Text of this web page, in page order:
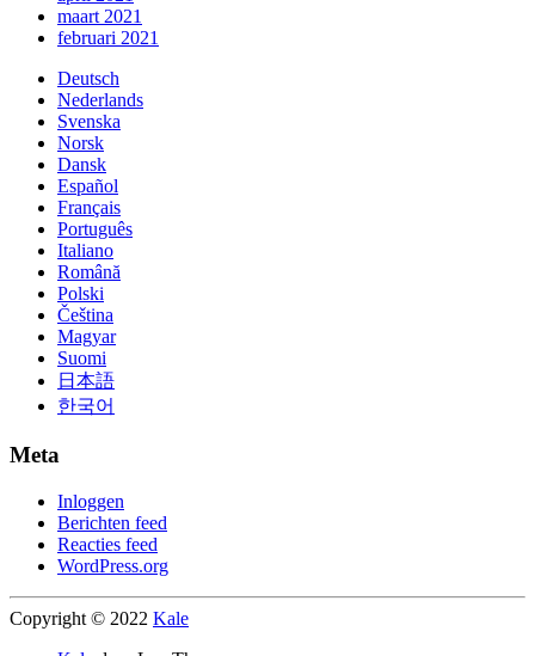
maart 2021
februari 2021
Deutsch
Nederlands
Svenska
Norsk
Dansk
Español
Français
Português
Italiano
Română
Polski
Čeština
Magyar
Suomi
日本語
한국어
Meta
Inloggen
Berichten feed
Reacties feed
WordPress.org
Copyright © 2022 Kale